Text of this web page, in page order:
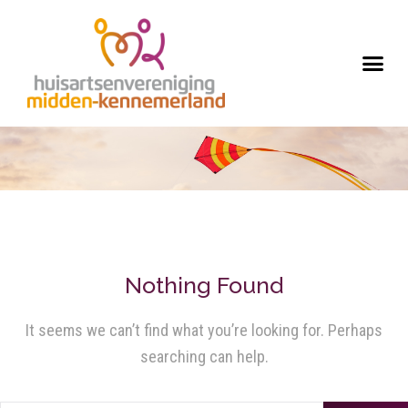
Nothing Found
It seems we can’t find what you’re looking for. Perhaps
searching can help.